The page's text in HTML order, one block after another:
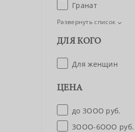
Гранат
Развернуть список
ДЛЯ КОГО
Для женщин
ЦЕНА
до 3OOO руб.
3OOO-6OOO руб.